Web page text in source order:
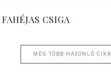
FAHÉJAS CSIGA
MÉG TÖBB HASONLÓ CIKK